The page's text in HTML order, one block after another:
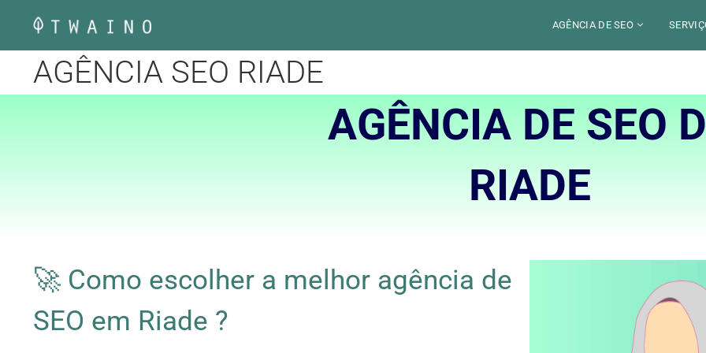
conteúdo
AGÊNCIA DE SEO
SETORES
LOCALIZAÇÃO
LYON
ALEXANDRE MAROTEL
AGÊNCIA SEO RIADE
AGÊNCIA DE SEO
RIADE
🚀 Como escolher a melhor agência de
SEO em Riade ?